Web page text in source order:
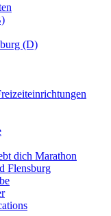
(D)
dich Marathon
Flensburg